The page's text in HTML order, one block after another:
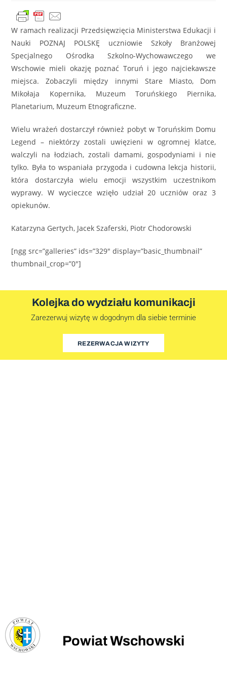
W ramach realizacji Przedsięwzięcia Ministerstwa Edukacji i
Nauki POZNAJ POLSKĘ uczniowie Szkoły Branżowej
Specjalnego Ośrodka Szkolno-Wychowawczego we
Wschowie mieli okazję poznać Toruń i jego najciekawsze
miejsca. Zobaczyli między innymi Stare Miasto, Dom
Mikołaja Kopernika, Muzeum Toruńskiego Piernika,
Planetarium, Muzeum Etnograficzne.
Wielu wrażeń dostarczył również pobyt w Toruńskim Domu
Legend – niektórzy zostali uwięzieni w ogromnej klatce,
walczyli na łodziach, zostali damami, gospodyniami i nie
tylko. Była to wspaniała przygoda i cudowna lekcja historii,
która dostarczyła wielu emocji wszystkim uczestnikom
wyprawy. W wycieczce wzięło udział 20 uczniów oraz 3
opiekunów.
Katarzyna Gertych, Jacek Szaferski, Piotr Chodorowski
[ngg src=”galleries” ids=”329″ display=”basic_thumbnail”
thumbnail_crop=”0″]
Kolejka do wydziału komunikacji
Zarezerwuj wizytę w dogodnym dla siebie terminie
REZERWACJA WIZYTY
Powiat Wschowski